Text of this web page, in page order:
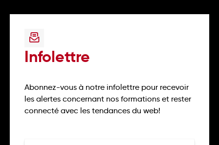
Infolettre
Abonnez-vous à notre infolettre pour recevoir
les alertes concernant nos formations et rester
connecté avec les tendances du web!